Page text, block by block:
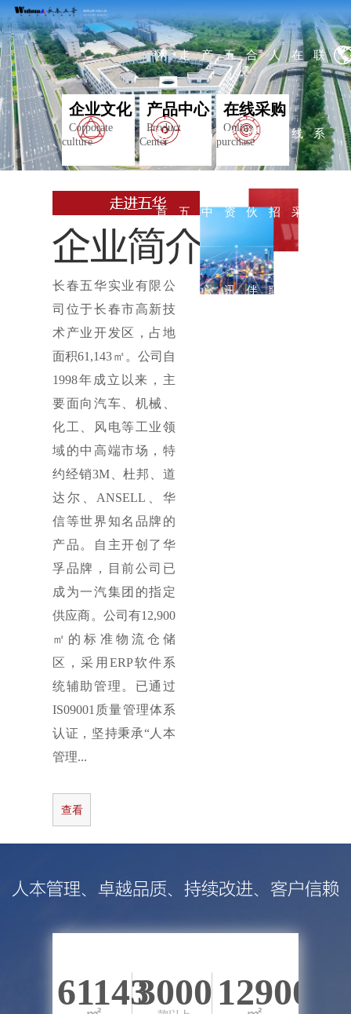
网
站
首
页
走
进
五
产
品
中
心
五
华
资
讯
合
作
伙
伴
人
招
聘
在
线
采
联
系
企业文化
Corporate
culture
产品中心
Product
Center
在线采购
Online
purchase
长春五华实业有限公
司位于长春市高新技
术产业开发区，占地
面积61,143㎡。公司自
1998年成立以来，主
要面向汽车、机械、
化工、风电等工业领
域的中高端市场，特
约经销3M、杜邦、道
达尔、ANSELL、华
信等世界知名品牌的
产品。自主开创了华
孚品牌，目前公司已
成为一汽集团的指定
供应商。公司有12,900
㎡的标准物流仓储
区，采用ERP软件系
统辅助管理。已通过
IS09001质量管理体系
认证，坚持秉承“人本
管理...
查看
更多
61143300012900